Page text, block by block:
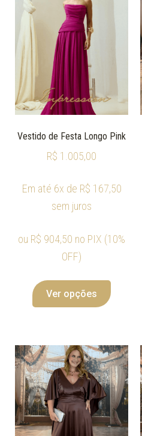
Vestido de Festa Longo Pink
R$ 1.005,00
Em até 6x de R$ 167,50
sem juros
ou R$ 904,50 no PIX (10%
OFF)
Ver opções